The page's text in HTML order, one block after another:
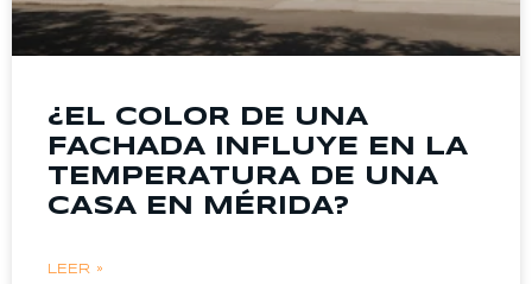
¿EL COLOR DE UNA
FACHADA INFLUYE EN LA
TEMPERATURA DE UNA
CASA EN MÉRIDA?
LEER »